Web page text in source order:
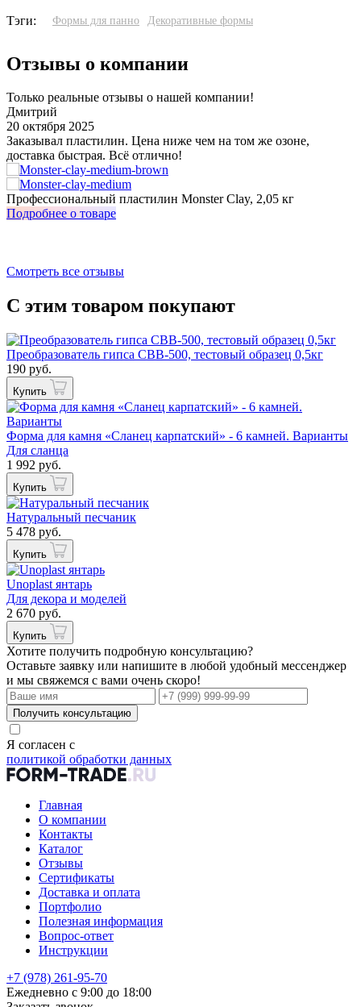
Тэги: Формы для панно Декоративные формы
Отзывы о компании
Только реальные отзывы о нашей компании!
Дмитрий
20 октября 2025
Заказывал пластилин. Цена ниже чем на том же озоне,
доставка быстрая. Всё отлично!
Профессиональный пластилин Monster Clay, 2,05 кг
Подробнее о товаре
Смотреть все отзывы
С этим товаром покупают
Преобразователь гипса СВВ-500, тестовый образец 0,5кг
190 руб.
Купить
Форма для камня «Сланец карпатский» - 6 камней. Варианты
Для сланца
1 992 руб.
Купить
Натуральный песчаник
5 478 руб.
Купить
Unoplast янтарь
Для декора и моделей
2 670 руб.
Купить
Хотите получить подробную консультацию?
Оставьте заявку или напишите в любой удобный мессенджер
и мы свяжемся с вами очень скоро!
Получить консультацию
Я согласен с
политикой обработки данных
Главная
О компании
Контакты
Каталог
Отзывы
Сертификаты
Доставка и оплата
Портфолио
Полезная информация
Вопрос-ответ
Инструкции
+7 (978) 261-95-70
Ежедневно с 9:00 до 18:00